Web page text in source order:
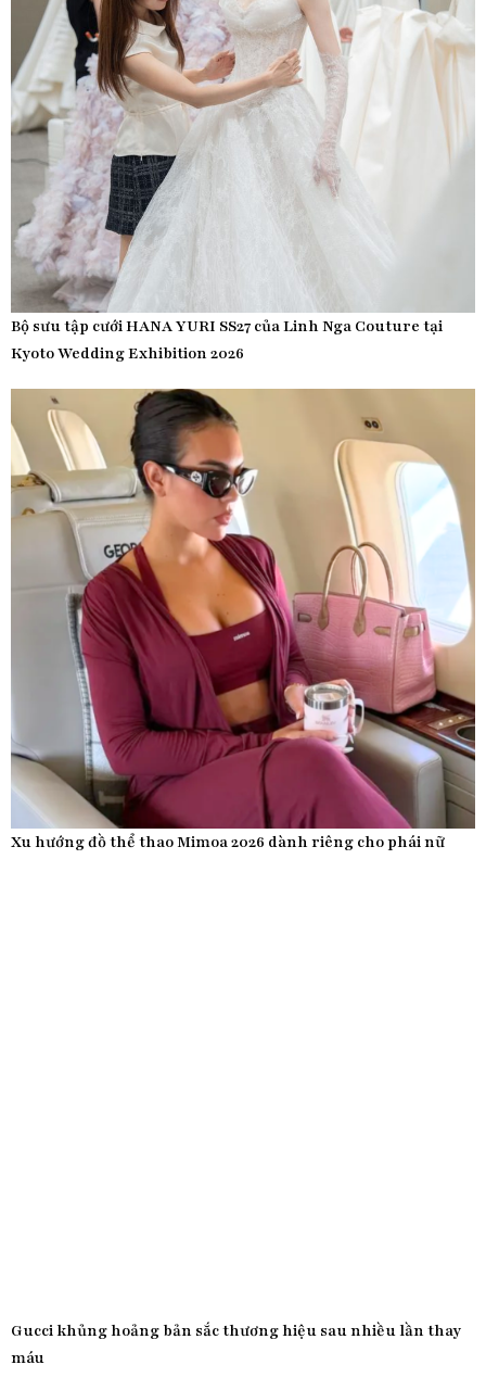
Bộ sưu tập cưới HANA YURI SS27 của Linh Nga Couture tại
Kyoto Wedding Exhibition 2026
Xu hướng đồ thể thao Mimoa 2026 dành riêng cho phái nữ
Gucci khủng hoảng bản sắc thương hiệu sau nhiều lần thay
máu